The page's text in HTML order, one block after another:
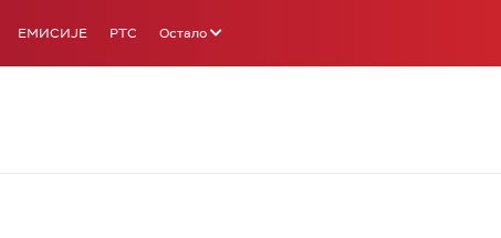
ЕМИСИЈЕ РТС Остало